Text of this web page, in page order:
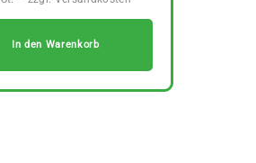
In den Warenkorb